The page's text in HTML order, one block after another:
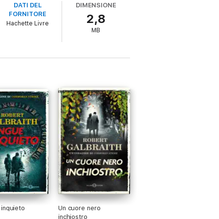
killer qui symbolise notre époque et
par une avalanche de
les éléments classiques sont là, mais
DATI DEL
FORNITORE
Hachette Livre
DIMENSIONE
2,8
MB
Un cuore nero
inchiostro